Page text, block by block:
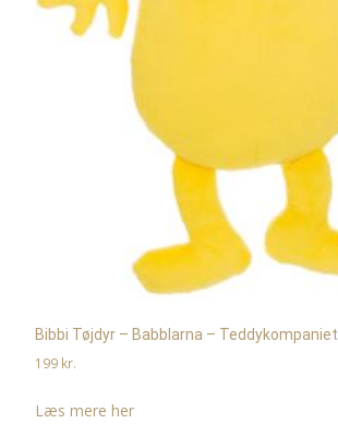
Bibbi Tøjdyr – Babblarna – Teddykompaniet
199 kr.
Læs mere her